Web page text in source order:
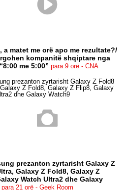
Zeri
a matet me orë apo me rezultate?/
kompanitë shqiptare nga
me 5:00” para 9 orë - CNA
prezanton zyrtarisht Galaxy Z
Galaxy Z Fold8, Galaxy Z
Watch Ultra2 dhe Galaxy
para 21 orë - Geek Room